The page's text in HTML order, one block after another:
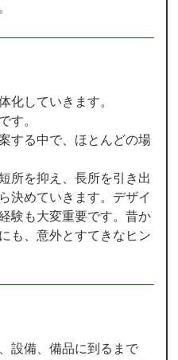
化していきます。
す。
する中で、ほとんどの場
所を抑え、長所を引き出
決めていきます。デザイ
験も大変重要です。昔か
も、意外とすてきなヒン
設備、備品に到るまで